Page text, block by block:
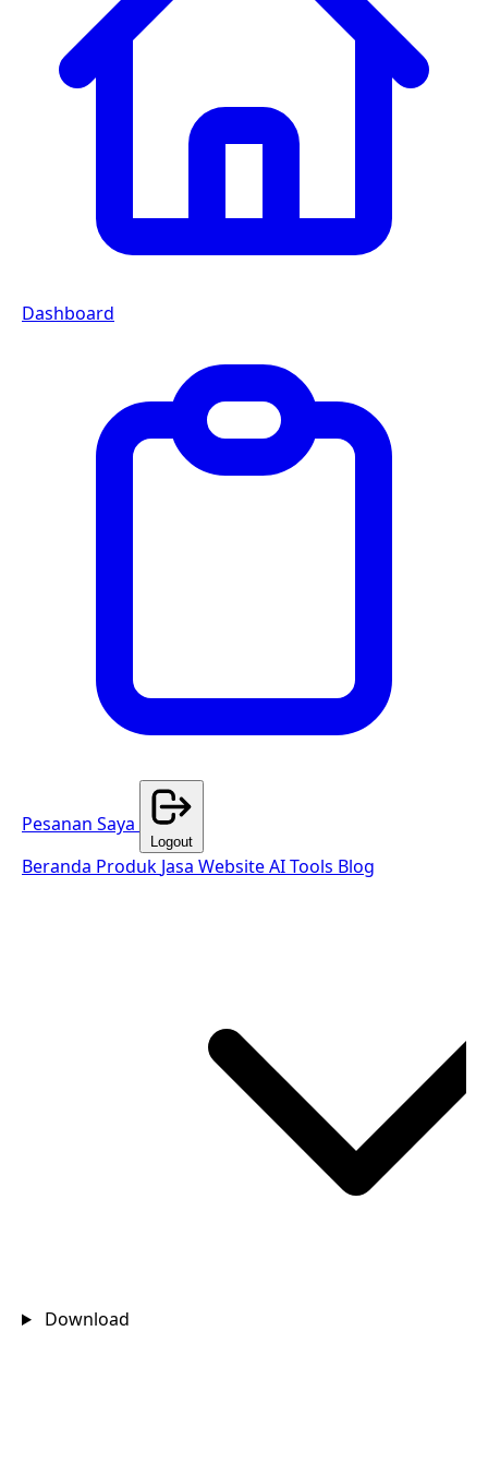
Dashboard
Pesanan Saya
Logout
Beranda Produk Jasa WebsiteAI Tools Blog
Download